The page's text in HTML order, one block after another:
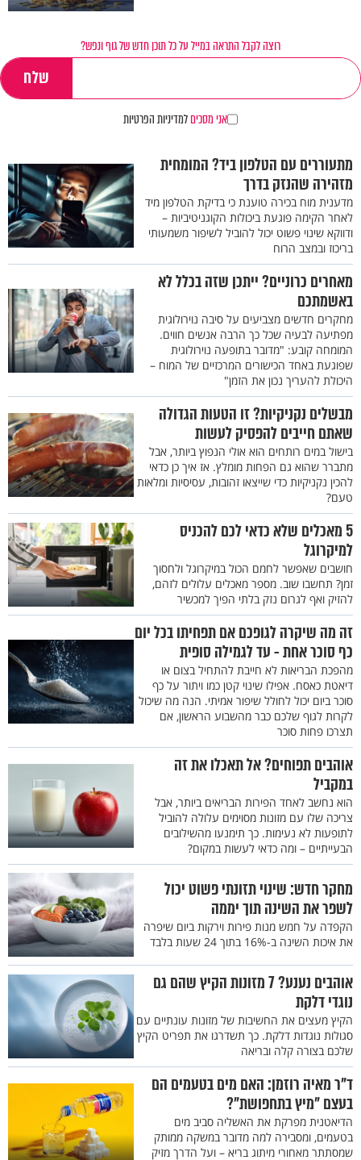
רוצה לקבל התראה במייל על כל תוכן חדש של גוף ונפש?
אני מסכיםלמדיניות הפרטיות
מתעוררים עם הטלפון ביד? המומחית
מזהירה שהנזק בדרך
מדענית מוח בכירה טוענת כי בדיקת הטלפון מיד
לאחר הקימה פוגעת ביכולות הקוגניטיביות –
ודווקא שינוי פשוט יכול להוביל לשיפור משמעותי
בריכוז ובמצב הרוח
מאחרים כרוניים? ייתכן שזה בכלל לא
באשמתכם
מחקרים חדשים מצביעים על סיבה נוירולוגית
מפתיעה לבעיה שכל כך הרבה אנשים חווים.
המומחה קובע: "מדובר בתופעה נוירולוגית
שפוגעת באחד הכישורים המרכזיים של המוח –
היכולת להעריך נכון את הזמן"
מבשלים נקניקיות? זו הטעות הגדולה
שאתם חייבים להפסיק לעשות
בישול במים רותחים הוא אולי הנפוץ ביותר, אבל
מתברר שהוא גם הפחות מומלץ. אז איך כן כדאי
להכין נקניקיות כדי שייצאו זהובות, עסיסיות ומלאות
טעם?
5 מאכלים שלא כדאי לכם להכניס
למיקרוגל
חושבים שאפשר לחמם הכול במיקרוגל ולחסוך
זמן? תחשבו שוב. מספר מאכלים עלולים לזהם,
להזיק ואף לגרום נזק בלתי הפיך למכשיר
זה מה שיקרה לגופכם אם תפחיתו בכל יום
כף סוכר אחת - עד לגמילה סופית
מהפכת הבריאות לא חייבת להתחיל בצום או
דיאטת כאסח. אפילו שינוי קטן כמו ויתור על כף
סוכר ביום יכול לחולל שיפור אמיתי. הנה מה שיכול
לקרות לגוף שלכם כבר מהשבוע הראשון, אם
תצרכו פחות סוכר
אוהבים תפוחים? אל תאכלו את זה
במקביל
הוא נחשב לאחד הפירות הבריאים ביותר, אבל
צריכה שלו עם מזונות מסוימים עלולה להוביל
לתופעות לא נעימות. כך תימנעו מהשילובים
הבעייתיים – ומה כדאי לעשות במקום?
מחקר חדש: שינוי תזונתי פשוט יכול
לשפר את השינה תוך יממה
הקפדה על חמש מנות פירות וירקות ביום שיפרה
את איכות השינה ב-16% בתוך 24 שעות בלבד
אוהבים נענע? 7 מזונות הקיץ שהם גם
נוגדי דלקת
הקיץ מעצים את החשיבות של מזונות עונתיים עם
סגולות נוגדות דלקת. כך תשדרגו את תפריט הקיץ
שלכם בצורה קלה ובריאה
ד"ר מאיה רוזמן: האם מים בטעמים הם
בעצם "מיץ בתחפושת"?
הדיאטנית מפרקת את האשליה סביב מים
בטעמים, ומסבירה למה מדובר במשקה ממותק
שמסתתר מאחורי מיתוג בריא – ועל הדרך מזיק